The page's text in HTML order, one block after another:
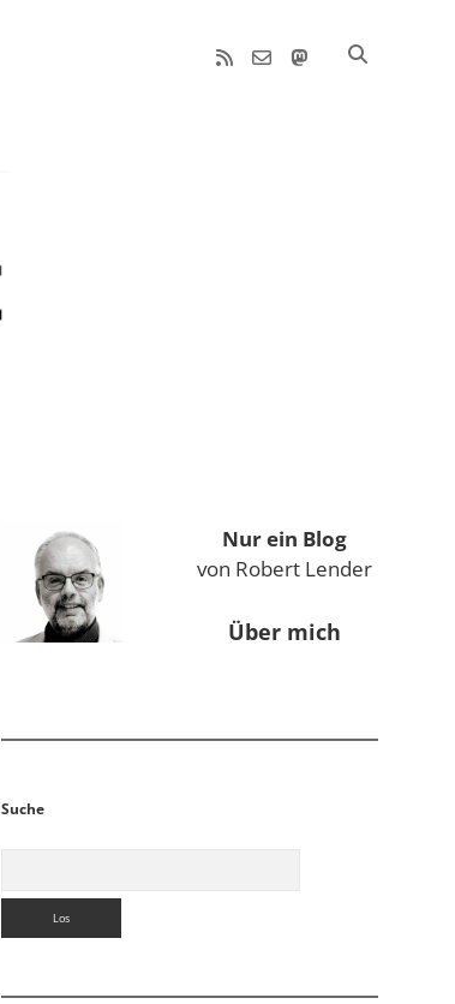
rss email-mastodon
Sidebar
Nur ein Blog
von Robert Lender
Über mich
Suche